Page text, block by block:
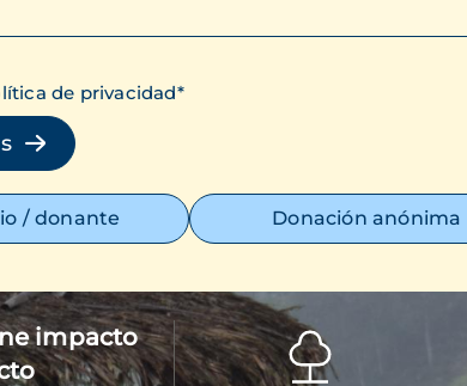
de privacidad*
/ donante Donación anónima
impacto